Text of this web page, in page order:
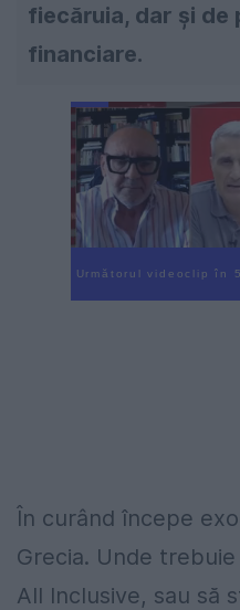
fiecăruia, dar și
financiare.
Următorul videoclip în 4
În curând începe
Grecia. Unde
All Inclusive, sau să